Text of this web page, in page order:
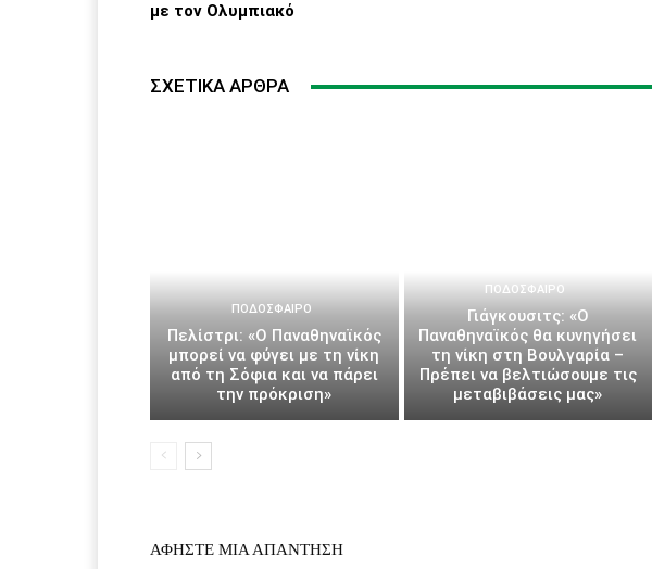
με τον Ολυμπιακό
ΣΧΕΤΙΚΆ ΆΡΘΡΑ
ΠΟΔΌΣΦΑΙΡΟ
Πελίστρι: «Ο Παναθηναϊκός
μπορεί να φύγει με τη νίκη
από τη Σόφια και να πάρει
την πρόκριση»
ΠΟΔΌΣΦΑΙΡΟ
Γιάγκουσιτς: «Ο
Παναθηναϊκός θα κυνηγήσει
τη νίκη στη Βουλγαρία –
Πρέπει να βελτιώσουμε τις
μεταβιβάσεις μας»
ΑΦΗΣΤΕ ΜΙΑ ΑΠΑΝΤΗΣΗ